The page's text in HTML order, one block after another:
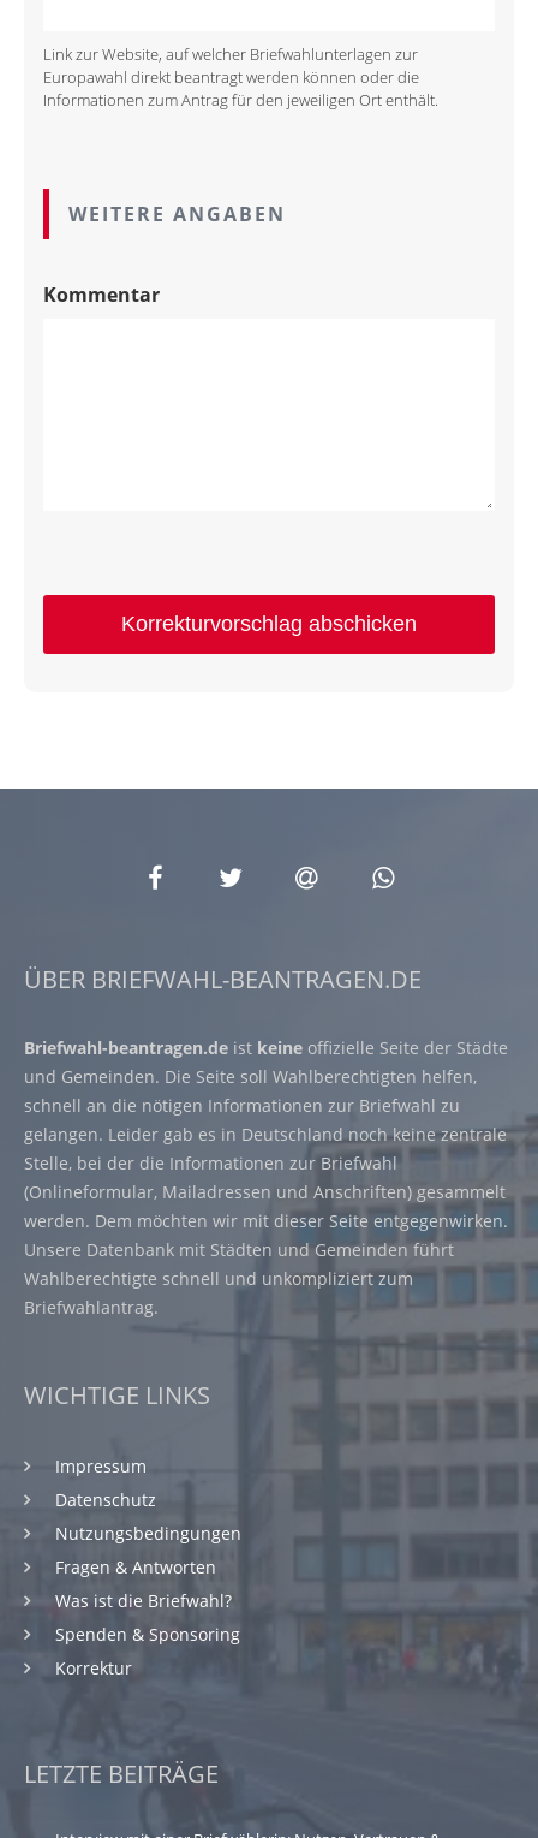
Link zur Website, auf welcher Briefwahlunterlagen zur
Europawahl direkt beantragt werden können oder die
Informationen zum Antrag für den jeweiligen Ort enthält.
WEITERE ANGABEN
Kommentar
Korrekturvorschlag abschicken
ÜBER BRIEFWAHL-BEANTRAGEN.DE
Briefwahl-beantragen.de ist keine offizielle Seite der Städte
und Gemeinden. Die Seite soll Wahlberechtigten helfen,
schnell an die nötigen Informationen zur Briefwahl zu
gelangen. Leider gab es in Deutschland noch keine zentrale
Stelle, bei der die Informationen zur Briefwahl
(Onlineformular, Mailadressen und Anschriften) gesammelt
werden. Dem möchten wir mit dieser Seite entgegenwirken.
Unsere Datenbank mit Städten und Gemeinden führt
Wahlberechtigte schnell und unkompliziert zum
Briefwahlantrag.
WICHTIGE LINKS
Impressum
Datenschutz
Nutzungsbedingungen
Fragen & Antworten
Was ist die Briefwahl?
Spenden & Sponsoring
Korrektur
LETZTE BEITRÄGE